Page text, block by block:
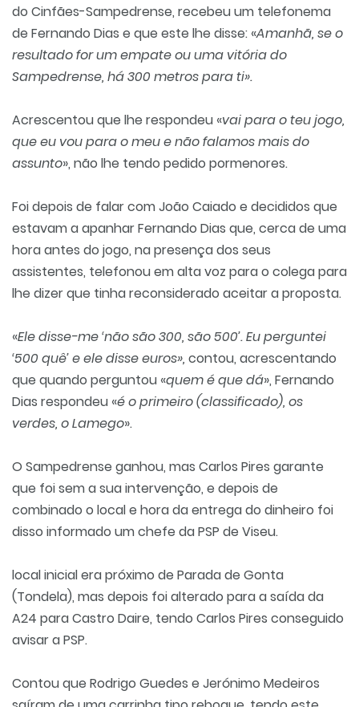
do Cinfães-Sampedrense, recebeu um telefonema
de Fernando Dias e que este lhe disse: «Amanhã, se o
resultado for um empate ou uma vitória do
Sampedrense, há 300 metros para ti».
Acrescentou que lhe respondeu «vai para o teu jogo,
que eu vou para o meu e não falamos mais do
assunto», não lhe tendo pedido pormenores.
Foi depois de falar com João Caiado e decididos que
estavam a apanhar Fernando Dias que, cerca de uma
hora antes do jogo, na presença dos seus
assistentes, telefonou em alta voz para o colega para
lhe dizer que tinha reconsiderado aceitar a proposta.
«Ele disse-me ‘não são 300, são 500’. Eu perguntei
‘500 quê’ e ele disse euros», contou, acrescentando
que quando perguntou «quem é que dá», Fernando
Dias respondeu «é o primeiro (classificado), os
verdes, o Lamego».
O Sampedrense ganhou, mas Carlos Pires garante
que foi sem a sua intervenção, e depois de
combinado o local e hora da entrega do dinheiro foi
disso informado um chefe da PSP de Viseu.
local inicial era próximo de Parada de Gonta
(Tondela), mas depois foi alterado para a saída da
A24 para Castro Daire, tendo Carlos Pires conseguido
avisar a PSP.
Contou que Rodrigo Guedes e Jerónimo Medeiros